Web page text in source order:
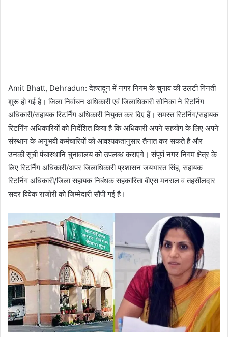
Amit Bhatt, Dehradun: देहरादून में नगर निगम के चुनाव की उलटी गिनती
शुरू हो गई है। जिला निर्वाचन अधिकारी एवं जिलाधिकारी सोनिका ने रिटर्निंग
अधिकारी/सहायक रिटर्निंग अधिकारी नियुक्त कर दिए हैं। समस्त रिटर्निंग/सहायक
रिटर्निंग अधिकारियों को निर्देशित किया है कि अधिकारी अपने सहयोग के लिए अपने
संस्थान के अनुभवी कर्मचारियों को आवश्यकतानुसार तैनात कर सकते हैं और
उनकी सूची पंचास्थानि चुनावालय को उपलब्ध कराएंगे। संपूर्ण नगर निगम क्षेत्र के
लिए रिटर्निंग अधिकारी/अपर जिलाधिकारी प्रशासन जयभारत सिंह, सहायक
रिटर्निंग अधिकारी/जिला सहायक निबंधक सहकारिता बीएस मनराल व तहसीलदार
सदर विवेक राजोरी को जिम्मेदारी सौंपी गई है।